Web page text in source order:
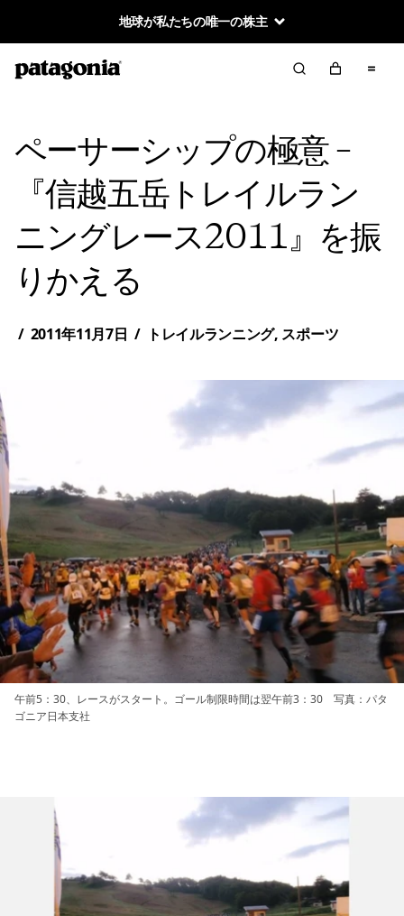
地球が私たちの唯一の株主
ペーサーシップの極意 –
『信越五岳トレイルラン
ニングレース2011』を振
りかえる
/ 2011年11月7日 / トレイルランニング, スポーツ
午前5：30、レースがスタート。ゴール制限時間は翌午前3：30 写真：パタ
ゴニア日本支社